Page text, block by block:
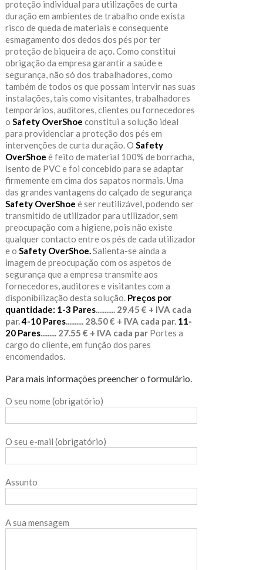
proteção individual para utilizações de curta
duração em ambientes de trabalho onde exista
risco de queda de materiais e consequente
esmagamento dos dedos dos pés por ter
proteção de biqueira de aço. Como constitui
obrigação da empresa garantir a saúde e
segurança, não só dos trabalhadores, como
também de todos os que possam intervir nas suas
instalações, tais como visitantes, trabalhadores
temporários, auditores, clientes ou fornecedores
o Safety OverShoe constitui a solução ideal
para providenciar a proteção dos pés em
intervenções de curta duração. O Safety
OverShoe é feito de material 100% de borracha,
isento de PVC e foi concebido para se adaptar
firmemente em cima dos sapatos normais. Uma
das grandes vantagens do calçado de segurança
Safety OverShoe é ser reutilizável, podendo ser
transmitido de utilizador para utilizador, sem
preocupação com a higiene, pois não existe
qualquer contacto entre os pés de cada utilizador
e o Safety OverShoe. Salienta-se ainda a
imagem de preocupação com os aspetos de
segurança que a empresa transmite aos
fornecedores, auditores e visitantes com a
disponibilização desta solução. Preços por
quantidade: 1-3 Pares........... 29.45 € + IVA cada
par. 4-10 Pares.......... 28.50 € + IVA cada par. 11-
20 Pares......... 27.55 € + IVA cada parPortes a
cargo do cliente, em função dos pares
encomendados.
Para mais informações preencher o formulário.
O seu nome (obrigatório)
O seu e-mail (obrigatório)
Assunto
A sua mensagem